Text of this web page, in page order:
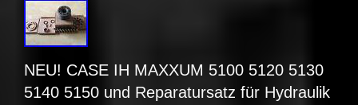
NEU! CASE IH MAXXUM 5100 5120 5130
5140 5150 und Reparatursatz für Hydraulik